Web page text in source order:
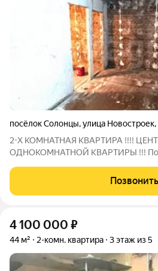
посёлок Солонцы,улица Новостроек,
2-Х КОМНАТНАЯ КВАРТИРА !!!!
ОДНОКОМНАТНОЙ КВАРТИРЫ !!!
Уже сделан даже проем для дверей
старых коммуникаций и
Позвонить
4 100 000 ₽
44 м² 2-комн. квартира 3 этаж из 5